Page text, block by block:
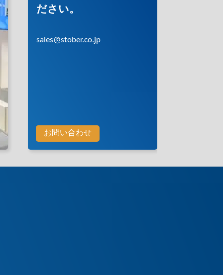
ださい。
sales@stober.co.jp
お問い合わせ